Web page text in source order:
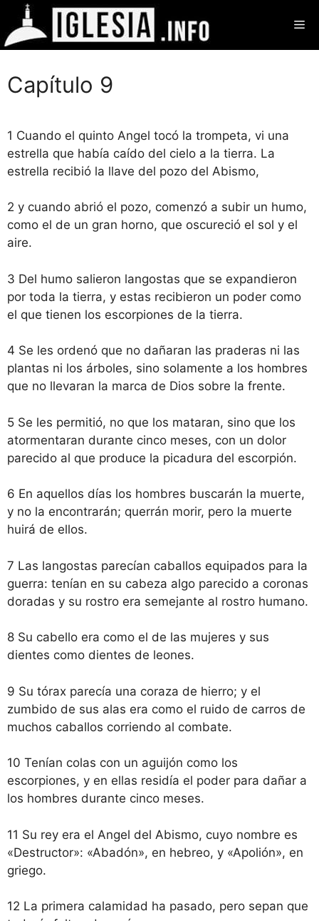
Saltar
contenido
Capítulo 9
1 Cuando el quinto Angel tocó la trompeta, vi una
estrella que había caído del cielo a la tierra. La
estrella recibió la llave del pozo del Abismo,
2 y cuando abrió el pozo, comenzó a subir un humo,
como el de un gran horno, que oscureció el sol y el
aire.
3 Del humo salieron langostas que se expandieron
por toda la tierra, y estas recibieron un poder como
el que tienen los escorpiones de la tierra.
4 Se les ordenó que no dañaran las praderas ni las
plantas ni los árboles, sino solamente a los hombres
que no llevaran la marca de Dios sobre la frente.
5 Se les permitió, no que los mataran, sino que los
atormentaran durante cinco meses, con un dolor
parecido al que produce la picadura del escorpión.
6 En aquellos días los hombres buscarán la muerte,
y no la encontrarán; querrán morir, pero la muerte
huirá de ellos.
7 Las langostas parecían caballos equipados para la
guerra: tenían en su cabeza algo parecido a coronas
doradas y su rostro era semejante al rostro humano.
8 Su cabello era como el de las mujeres y sus
dientes como dientes de leones.
9 Su tórax parecía una coraza de hierro; y el
zumbido de sus alas era como el ruido de carros de
muchos caballos corriendo al combate.
10 Tenían colas con un aguijón como los
escorpiones, y en ellas residía el poder para dañar a
los hombres durante cinco meses.
11 Su rey era el Angel del Abismo, cuyo nombre es
«Destructor»: «Abadón», en hebreo, y «Apolión», en
griego.
12 La primera calamidad ha pasado, pero sepan que